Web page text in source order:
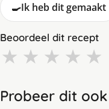
🍳Ik heb dit gemaakt
Beoordeel dit recept
★ ★ ★ ★ ★
Probeer dit ook